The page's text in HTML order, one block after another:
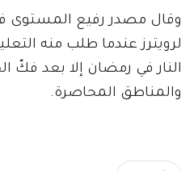
وقال مصدر رفيع المستوى
لرويترز عندما طلب منه
النار في رمضان إلا بعد فكّ
والمناطق المحاصرة.